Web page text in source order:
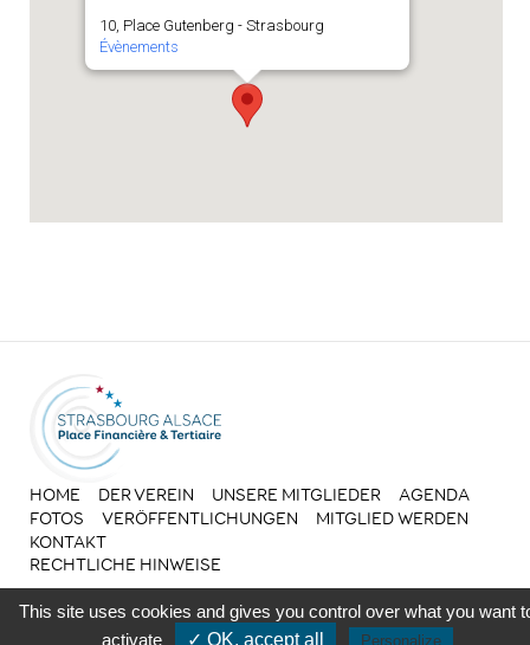
10, Place Gutenberg - Strasbourg
Évènements
HOME DER VEREIN UNSERE MITGLIEDER
AGENDA
FOTOS
VERÖFFENTLICHUNGEN
MITGLIED WERDEN
KONTAKT
RECHTLICHE HINWEISE
FACEBOOK
This site uses cookies and gives you control over what you want
activate
✓ OK, accept all Personalize